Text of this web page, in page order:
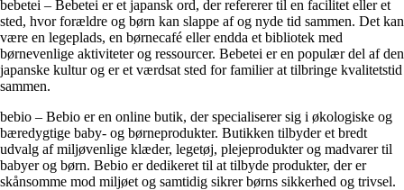
bebetei – Bebetei er et japansk ord, der refererer til en facilitet eller et
sted, hvor forældre og børn kan slappe af og nyde tid sammen. Det kan
være en legeplads, en børnecafé eller endda et bibliotek med
børnevenlige aktiviteter og ressourcer. Bebetei er en populær del af den
japanske kultur og er et værdsat sted for familier at tilbringe kvalitetstid
sammen.
bebio – Bebio er en online butik, der specialiserer sig i økologiske og
bæredygtige baby- og børneprodukter. Butikken tilbyder et bredt
udvalg af miljøvenlige klæder, legetøj, plejeprodukter og madvarer til
babyer og børn. Bebio er dedikeret til at tilbyde produkter, der er
skånsomme mod miljøet og samtidig sikrer børns sikkerhed og trivsel.